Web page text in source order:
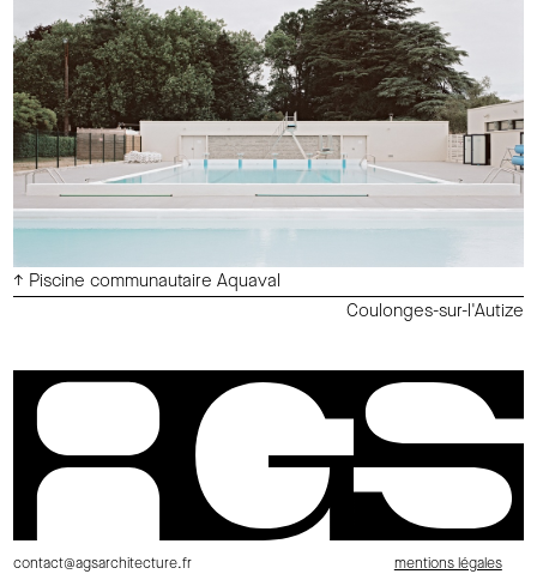
↑ Piscine communautaire Aquaval
Coulonges-sur-l'Autize
contact@agsarchitecture.fr mentions légales